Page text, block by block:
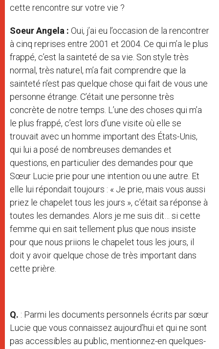
cette rencontre sur votre vie ?
Soeur Angela : Oui, j’ai eu l’occasion de la rencontrer
à cinq reprises entre 2001 et 2004. Ce qui m’a le plus
frappé, c’est la sainteté de sa vie. Son style très
normal, très naturel, m’a fait comprendre que la
sainteté n’est pas quelque chose qui fait de vous une
personne étrange. C’était une personne très
concrète de notre temps. L’une des choses qui m’a
le plus frappé, c’est lors d’une visite où elle se
trouvait avec un homme important des États-Unis,
qui lui a posé de nombreuses demandes et
questions, en particulier des demandes pour que
Sœur Lucie prie pour une intention ou une autre. Et
elle lui répondait toujours : « Je prie, mais vous aussi
priez le chapelet tous les jours », c’était sa réponse à
toutes les demandes. Alors je me suis dit… si cette
femme qui en sait tellement plus que nous insiste
pour que nous priions le chapelet tous les jours, il
doit y avoir quelque chose de très important dans
cette prière.
Q. : Parmi les documents personnels écrits par sœur
Lucie que vous connaissez aujourd’hui et qui ne sont
pas accessibles au public, mentionnez-en quelques-